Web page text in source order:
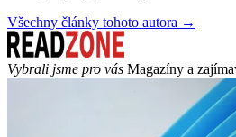
Všechny články tohoto autora →
Vybrali jsme pro vás Magazíny a